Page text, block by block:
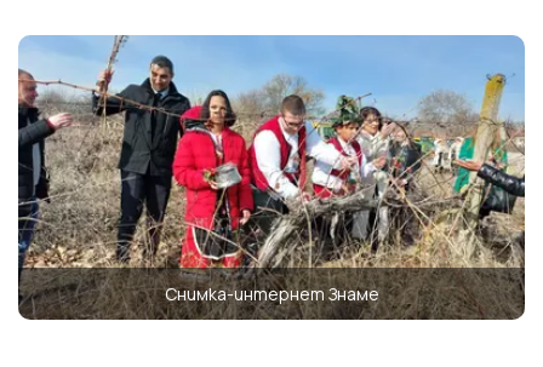
Снимка-интернет Знаме